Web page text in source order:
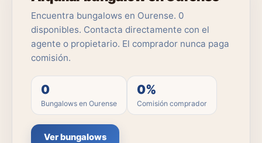
Encuentra bungalows en Ourense. 0
disponibles. Contacta directamente con el
agente o propietario. El comprador nunca paga
comisión.
0
Bungalows en Ourense
0%
Comisión comprador
Ver bungalows